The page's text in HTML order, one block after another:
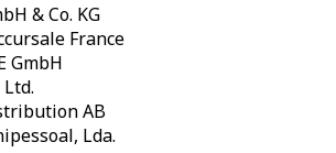
& Co. KG
France
GmbH
Ltd.
AB
Lda.